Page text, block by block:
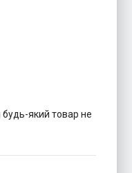
будь-який товар не